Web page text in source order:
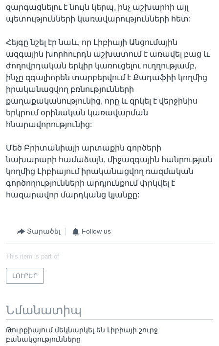
զարգացնելու է նույն կերպ, ինչ աշխարհի այլ
պետությունների կառավարությունների հետ:
Հեյգը նշել էր նաև, որ Լիբիայի Անցումային
ազգային խորհուրդն աշխատում է առավել բաց և
ժողովրդական երկիր կառուցելու ուղղությամբ,
ինչը զգալիորեն տարբերվում է Քադաֆիի կողմից
իրականացվող բռնությունների
քաղաքականությունից, որը և զրկել է վերջինիս
երկրում օրինական կառավարման
հնարավորությունից:
Մեծ Բրիտանիայի արտաքին գործերի
նախարարի համաձայն, միջազգային հանրության
կողմից Լիբիայում իրականացվող ռազմական
գործողությունների արդյունքում փրկվել է
հազարավոր մարդկանց կյանքը:
Տարածել Follow us
This item is part of
ԼՈՒՐԵՐ
Նմանատիպ
Թուրքիայում մեկնարկել են Լիբիայի շուրջ
բանակցությունները